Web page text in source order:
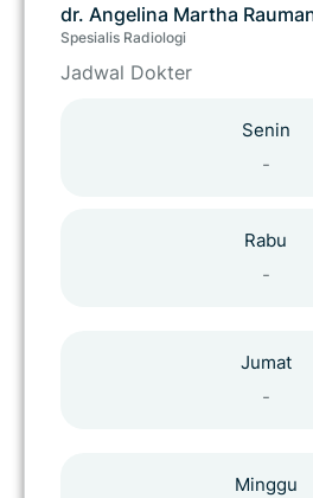
dr. Angelina Martha
Spesialis Radiologi
Jadwal Dokter
Senin
-
Rabu
-
Jumat
-
Minggu